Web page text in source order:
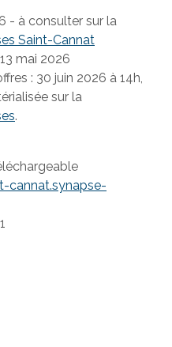
- à consulter sur la
Saint-Cannat
mai 2026
: 30 juin 2026 à 14h,
sur la
.
cannat.synapse-